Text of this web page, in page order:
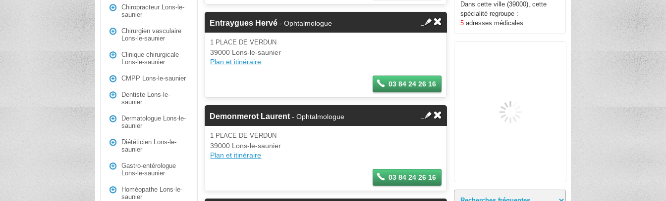
Chiropracteur Lons-le-
saunier
Chirurgien vasculaire
Lons-le-saunier
Clinique chirurgicale
Lons-le-saunier
CMPP Lons-le-saunier
Dentiste Lons-le-
saunier
Dermatologue Lons-le-
saunier
Diététicien Lons-le-
saunier
Gastro-entérologue
Lons-le-saunier
Homéopathe Lons-le-
saunier
Entraygues Hervé - Ophtalmologue
1 PLACE DE VERDUN
39000 Lons-le-saunier
Plan et itinéraire
03 84 24 26 16
Demonmerot Laurent - Ophtalmologue
1 PLACE DE VERDUN
39000 Lons-le-saunier
Plan et itinéraire
03 84 24 26 16
Dans cette ville (39000), cette
spécialité regroupe :
5 adresses médicales